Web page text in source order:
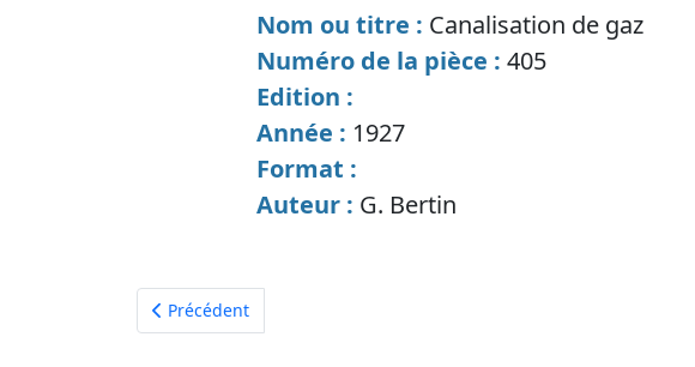
Nom ou titre : Canalisation de gaz
Numéro de la pièce : 405
Edition :
Année : 1927
Format :
Auteur : G. Bertin
Article précédent : Eclairage par le gaz
Précédent